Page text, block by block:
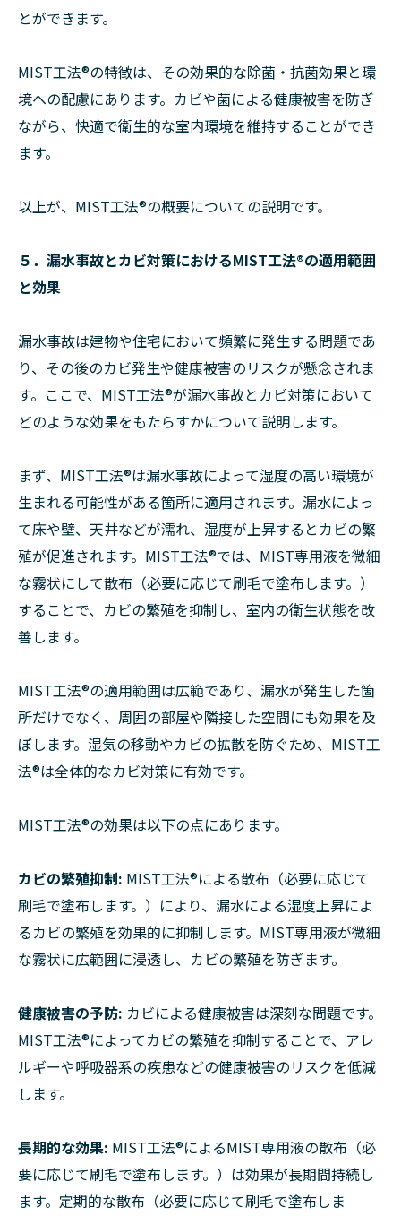
とができます。
MIST工法®︎の特徴は、その効果的な除菌・抗菌効果と環
境への配慮にあります。カビや菌による健康被害を防ぎ
ながら、快適で衛生的な室内環境を維持することができ
ます。
以上が、MIST工法®︎の概要についての説明です。
５．漏水事故とカビ対策におけるMIST工法®︎の適用範囲
と効果
漏水事故は建物や住宅において頻繁に発生する問題であ
り、その後のカビ発生や健康被害のリスクが懸念されま
す。ここで、MIST工法®︎が漏水事故とカビ対策において
どのような効果をもたらすかについて説明します。
まず、MIST工法®︎は漏水事故によって湿度の高い環境が
生まれる可能性がある箇所に適用されます。漏水によっ
て床や壁、天井などが濡れ、湿度が上昇するとカビの繁
殖が促進されます。MIST工法®︎では、MIST専用液を微細
な霧状にして散布（必要に応じて刷毛で塗布します。）
することで、カビの繁殖を抑制し、室内の衛生状態を改
善します。
MIST工法®︎の適用範囲は広範であり、漏水が発生した箇
所だけでなく、周囲の部屋や隣接した空間にも効果を及
ぼします。湿気の移動やカビの拡散を防ぐため、MIST工
法®︎は全体的なカビ対策に有効です。
MIST工法®︎の効果は以下の点にあります。
カビの繁殖抑制: MIST工法®︎による散布（必要に応じて
刷毛で塗布します。）により、漏水による湿度上昇によ
るカビの繁殖を効果的に抑制します。MIST専用液が微細
な霧状に広範囲に浸透し、カビの繁殖を防ぎます。
健康被害の予防: カビによる健康被害は深刻な問題です。
MIST工法®︎によってカビの繁殖を抑制することで、アレ
ルギーや呼吸器系の疾患などの健康被害のリスクを低減
します。
長期的な効果: MIST工法®︎によるMIST専用液の散布（必
要に応じて刷毛で塗布します。）は効果が長期間持続し
ます。定期的な散布（必要に応じて刷毛で塗布しま